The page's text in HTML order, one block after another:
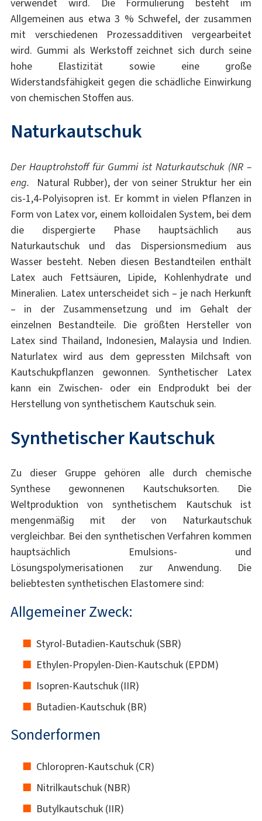
verwendet wird. Die Formulierung besteht im
Allgemeinen aus etwa 3 % Schwefel, der zusammen
mit verschiedenen Prozessadditiven vergearbeitet
wird. Gummi als Werkstoff zeichnet sich durch seine
hohe Elastizität sowie eine große
Widerstandsfähigkeit gegen die schädliche Einwirkung
von chemischen Stoffen aus.
Naturkautschuk
Der Hauptrohstoff für Gummi ist Naturkautschuk (NR –
eng. Natural Rubber), der von seiner Struktur her ein
cis-1,4-Polyisopren ist. Er kommt in vielen Pflanzen in
Form von Latex vor, einem kolloidalen System, bei dem
die dispergierte Phase hauptsächlich aus
Naturkautschuk und das Dispersionsmedium aus
Wasser besteht. Neben diesen Bestandteilen enthält
Latex auch Fettsäuren, Lipide, Kohlenhydrate und
Mineralien. Latex unterscheidet sich – je nach Herkunft
– in der Zusammensetzung und im Gehalt der
einzelnen Bestandteile. Die größten Hersteller von
Latex sind Thailand, Indonesien, Malaysia und Indien.
Naturlatex wird aus dem gepressten Milchsaft von
Kautschukpflanzen gewonnen. Synthetischer Latex
kann ein Zwischen- oder ein Endprodukt bei der
Herstellung von synthetischem Kautschuk sein.
Synthetischer Kautschuk
Zu dieser Gruppe gehören alle durch chemische
Synthese gewonnenen Kautschuksorten. Die
Weltproduktion von synthetischem Kautschuk ist
mengenmäßig mit der von Naturkautschuk
vergleichbar. Bei den synthetischen Verfahren kommen
hauptsächlich Emulsions- und
Lösungspolymerisationen zur Anwendung. Die
beliebtesten synthetischen Elastomere sind:
Allgemeiner Zweck:
Styrol-Butadien-Kautschuk (SBR)
Ethylen-Propylen-Dien-Kautschuk (EPDM)
Isopren-Kautschuk (IIR)
Butadien-Kautschuk (BR)
Sonderformen
Chloropren-Kautschuk (CR)
Nitrilkautschuk (NBR)
Butylkautschuk (IIR)